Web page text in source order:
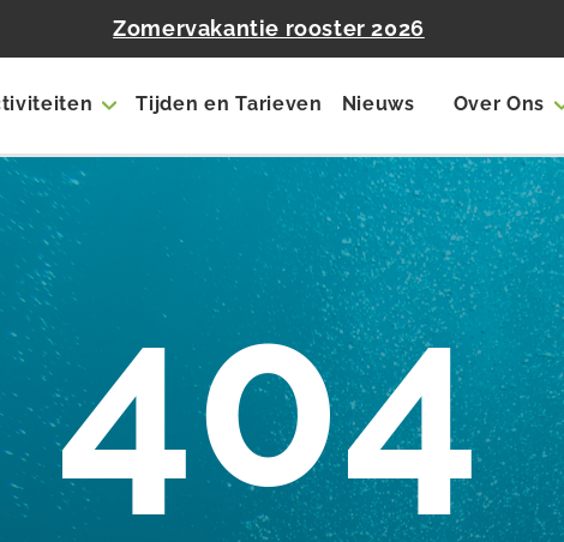
Zomervakantie rooster 2026
Tijden en Tarieven Nieuws Over Ons
404